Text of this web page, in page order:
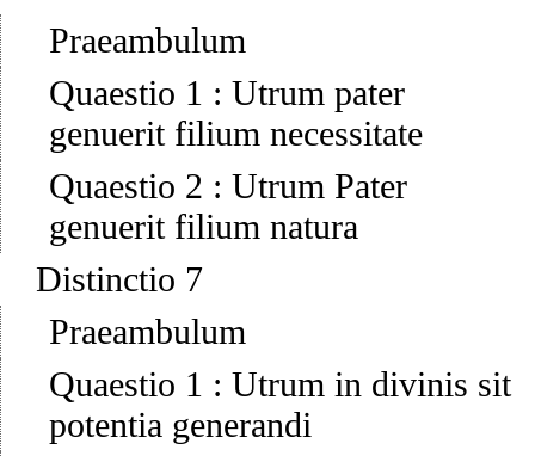
Praeambulum
Quaestio 1 : Utrum pater
genuerit filium necessitate
Quaestio 2 : Utrum Pater
genuerit filium natura
Distinctio 7
Praeambulum
Quaestio 1 : Utrum in divinis sit
potentia generandi